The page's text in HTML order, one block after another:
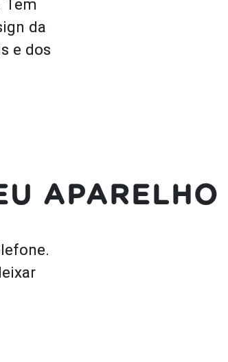
Tem
da
e dos
APARELHO